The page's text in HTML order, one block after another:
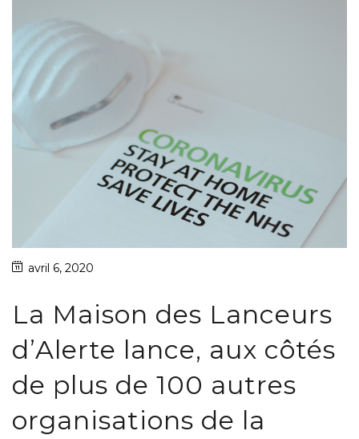
avril 6, 2020
La Maison des Lanceurs
d’Alerte lance, aux côtés
de plus de 100 autres
organisations de la